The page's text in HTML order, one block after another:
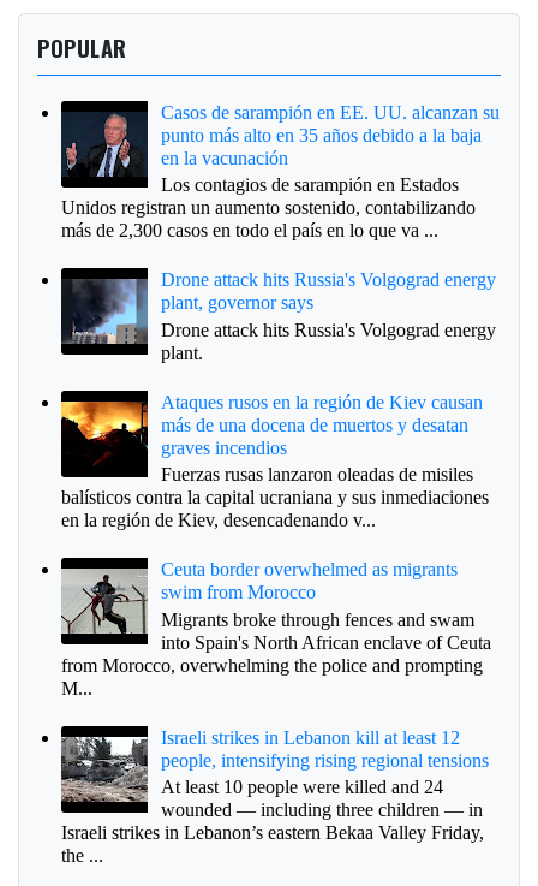
POPULAR
Casos de sarampión en EE. UU. alcanzan su
punto más alto en 35 años debido a la baja
en la vacunación
Los contagios de sarampión en Estados
Unidos registran un aumento sostenido, contabilizando
más de 2,300 casos en todo el país en lo que va ...
Drone attack hits Russia's Volgograd energy
plant, governor says
Drone attack hits Russia's Volgograd energy
plant.
Ataques rusos en la región de Kiev causan
más de una docena de muertos y desatan
graves incendios
Fuerzas rusas lanzaron oleadas de misiles
balísticos contra la capital ucraniana y sus inmediaciones
en la región de Kiev, desencadenando v...
Ceuta border overwhelmed as migrants
swim from Morocco
Migrants broke through fences and swam
into Spain's North African enclave of Ceuta
from Morocco, overwhelming the police and prompting
M...
Israeli strikes in Lebanon kill at least 12
people, intensifying rising regional tensions
At least 10 people were killed and 24
wounded — including three children — in
Israeli strikes in Lebanon’s eastern Bekaa Valley Friday,
the ...